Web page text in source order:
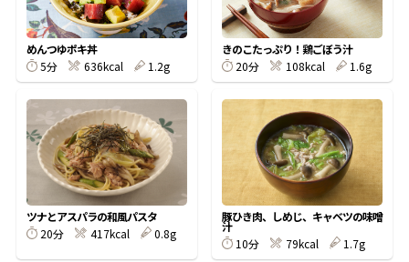
サッと鍋® 楽チン鍋®
めんつゆレシピ
割烹白だしレシピ
レシピ特設サイト
割烹白だしレシピ特集
めんつゆポキ丼
5分
636kcal 1.2g
きのこたっぷり！鶏ごぼう汁
20分
108kcal 1.6g
ツナとアスパラの和風パスタ
20分
417kcal 0.8g
豚ひき肉、しめじ、キャベツの味噌
汁
10分
79kcal 1.7g